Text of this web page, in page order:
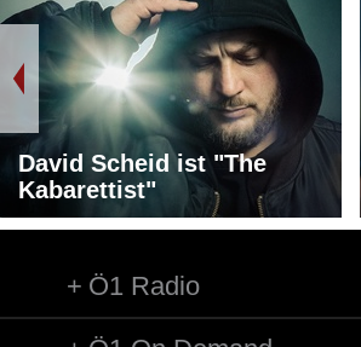
David Scheid ist "The
Kabarettist"
Ö1 Radio